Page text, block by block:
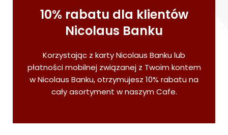
10% rabatu dla klientów
Nicolaus Banku
Korzystając z karty Nicolaus Banku lub
płatności mobilnej związanej z Twoim kontem
w Nicolaus Banku, otrzymujesz 10% rabatu na
cały asortyment w naszym Cafe.